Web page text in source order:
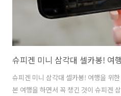
슈피겐 미니 삼각대 셀카봉! 여행을 위
본 여행을 하면서 꼭 챙긴 것이 슈피겐